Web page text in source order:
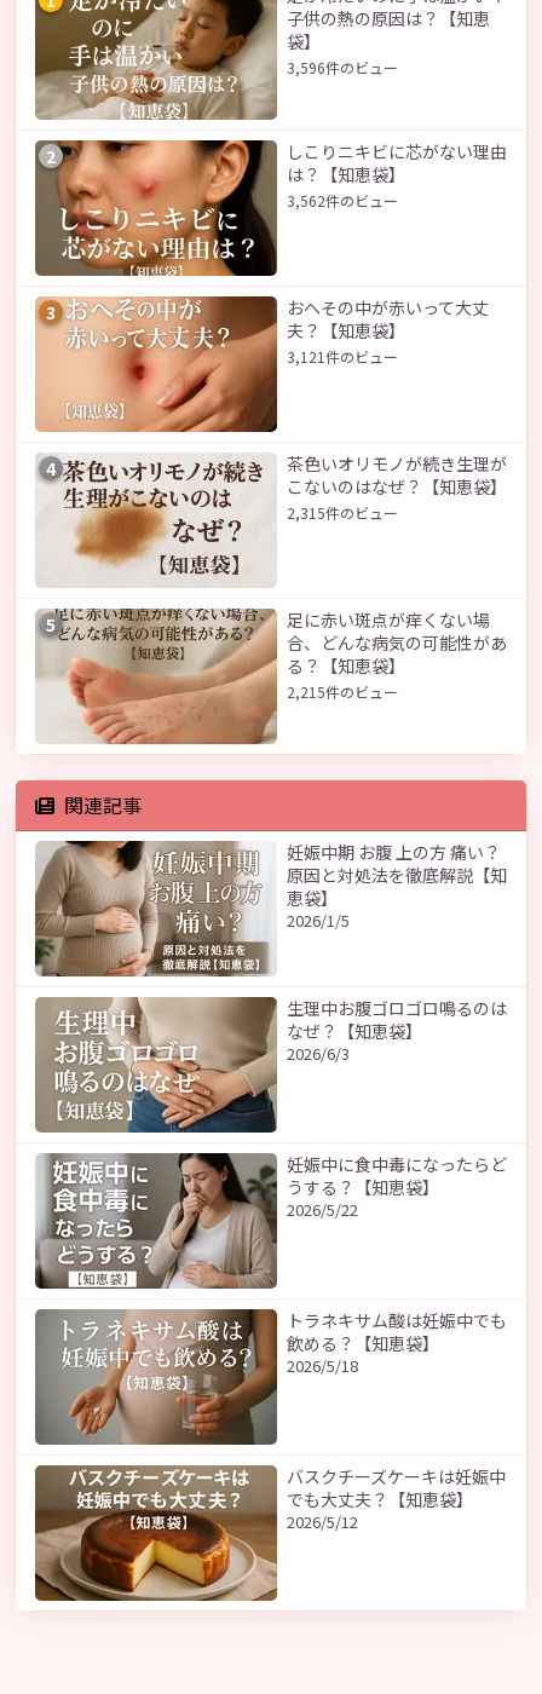
子供の熱の原因は？【知恵
袋】
3,596件のビュー
2
しこりニキビに芯がない理由
は？【知恵袋】
3,562件のビュー
3
おへその中が赤いって大丈
夫？【知恵袋】
3,121件のビュー
4
茶色いオリモノが続き生理が
こないのはなぜ？【知恵袋】
2,315件のビュー
5
足に赤い斑点が痒くない場
合、どんな病気の可能性があ
る？【知恵袋】
2,215件のビュー
関連記事
妊娠中期 お腹 上の方 痛い？
原因と対処法を徹底解説【知
恵袋】
2026/1/5
生理中お腹ゴロゴロ鳴るのは
なぜ？【知恵袋】
2026/6/3
妊娠中に食中毒になったらど
うする？【知恵袋】
2026/5/22
トラネキサム酸は妊娠中でも
飲める？【知恵袋】
2026/5/18
バスクチーズケーキは妊娠中
でも大丈夫？【知恵袋】
2026/5/12